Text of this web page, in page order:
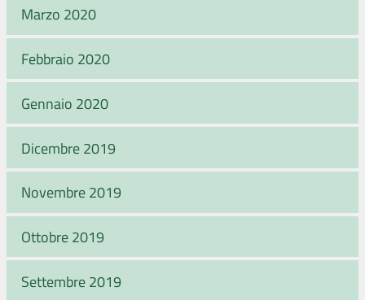
Marzo 2020
Febbraio 2020
Gennaio 2020
Dicembre 2019
Novembre 2019
Ottobre 2019
Settembre 2019